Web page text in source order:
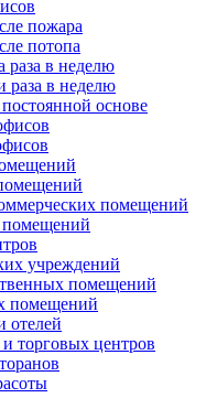
пожара
потопа
раза в неделю
раза в неделю
основе
помещений
помещений
учреждений
помещений
помещений
отелей
торговых центров